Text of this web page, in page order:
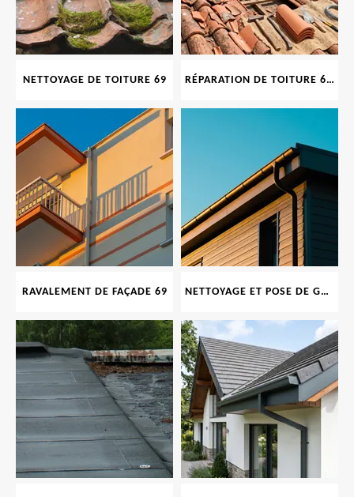
NETTOYAGE DE TOITURE 69 RÉPARATION DE TOITURE 69 RHONE, TUILES CASSÉES OU ABIMÉES
RAVALEMENT DE FAÇADE 69 NETTOYAGE ET POSE DE GOUTTIÈRE 69